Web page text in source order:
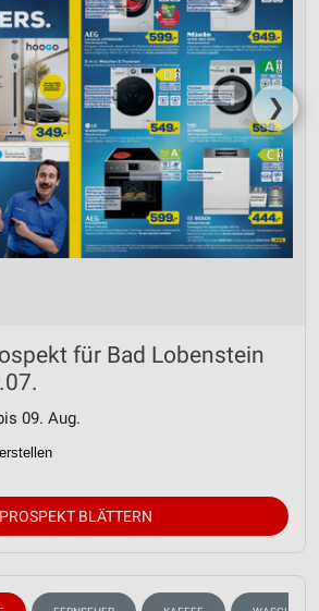
❯
für Bad Lobenstein
09. Aug.
PROSPEKT BLÄTTERN